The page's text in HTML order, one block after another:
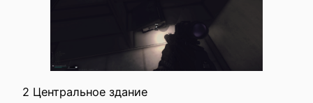
2 Центральное здание